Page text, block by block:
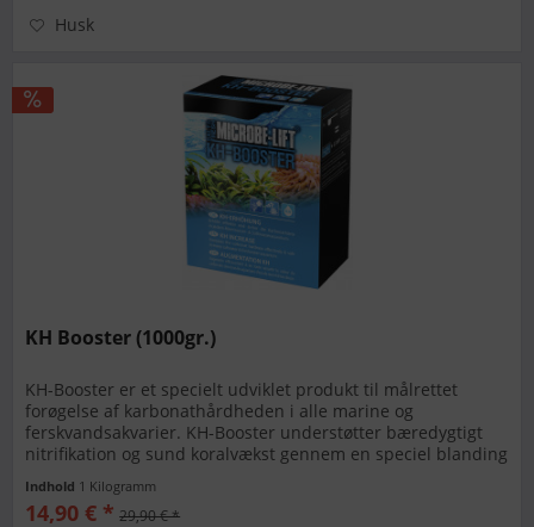
Husk
KH Booster (1000gr.)
KH-Booster er et specielt udviklet produkt til målrettet
forøgelse af karbonathårdheden i alle marine og
ferskvandsakvarier. KH-Booster understøtter bæredygtigt
nitrifikation og sund koralvækst gennem en speciel blanding
Indhold 1 Kilogramm
14,90 € * 29,90 € *